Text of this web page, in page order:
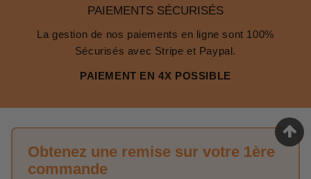
PAIEMENTS SÉCURISÉS
La gestion de nos paiements en ligne sont 100%
Sécurisés avec Stripe et Paypal.
PAIEMENT EN 4X POSSIBLE
Obtenez une remise sur votre 1ère
commande